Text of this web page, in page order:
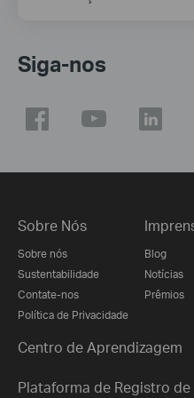
Siga-nos
Sobre Nós
Sobre nós
Sustentabilidade
Contate-nos
Política de Privacidade
Blog
Notícias
Prêmios
Centro de Aprendizagem
Plataforma de Registro